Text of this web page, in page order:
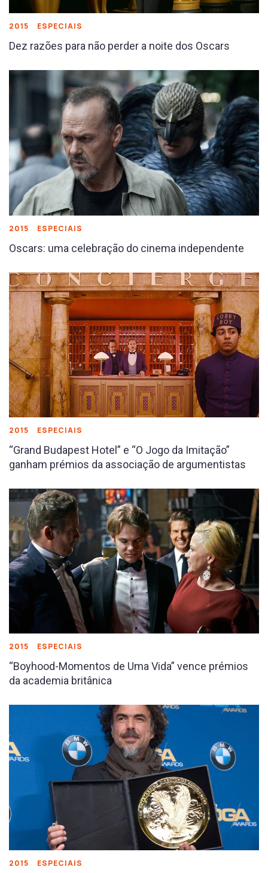
2015 ESPECIAIS
Dez razões para não perder a noite dos Oscars
2015 ESPECIAIS
Oscars: uma celebração do cinema independente
2015 ESPECIAIS
“Grand Budapest Hotel” e “O Jogo da Imitação”
ganham prémios da associação de argumentistas
2015 ESPECIAIS
“Boyhood-Momentos de Uma Vida” vence prémios
da academia britânica
2015 ESPECIAIS